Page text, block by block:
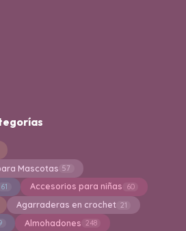
Mascotas 57
61 Accesorios para niñas 60
Agarraderas en crochet 21
Almohadones 248